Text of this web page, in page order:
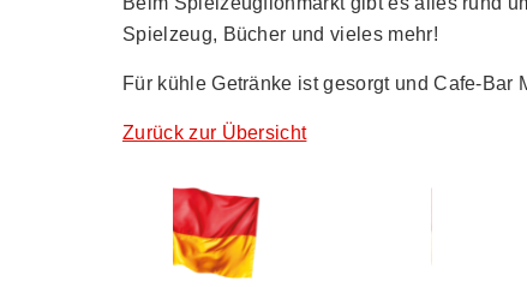
Spielzeug, Bücher und vieles mehr!
Für kühle Getränke ist gesorgt und Cafe-Bar
Zurück zur Übersicht